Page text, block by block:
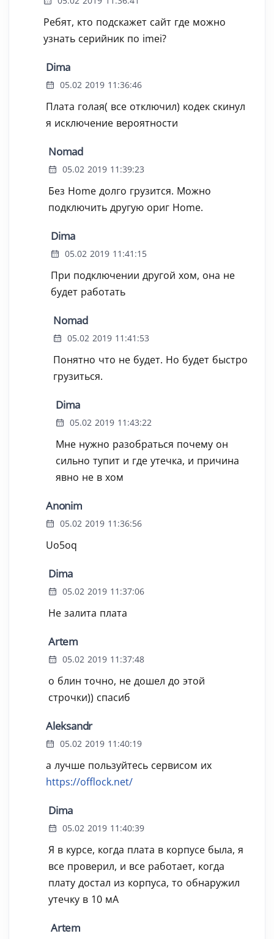
Ребят, кто подскажет сайт где можно
узнать серийник по imei?
Dima
05.02 2019 11:36:46
Плата голая( все отключил) кодек скинул
я исключение вероятности
Nomad
05.02 2019 11:39:23
Без Home долго грузится. Можно
подключить другую ориг Home.
Dima
05.02 2019 11:41:15
При подключении другой хом, она не
будет работать
Nomad
05.02 2019 11:41:53
Понятно что не будет. Но будет быстро
грузиться.
Dima
05.02 2019 11:43:22
Мне нужно разобраться почему он
сильно тупит и где утечка, и причина
явно не в хом
Anonim
05.02 2019 11:36:56
Uo5oq
Dima
05.02 2019 11:37:06
Не залита плата
Artem
05.02 2019 11:37:48
о блин точно, не дошел до этой
строчки)) спасиб
Aleksandr
05.02 2019 11:40:19
а лучше пользуйтесь сервисом их
https://offlock.net/
Dima
05.02 2019 11:40:39
Я в курсе, когда плата в корпусе была, я
все проверил, и все работает, когда
плату достал из корпуса, то обнаружил
утечку в 10 мА
Artem